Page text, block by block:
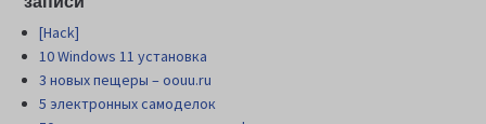
[Hack]
10 Windows 11 установка
3 новых пещеры – oouu.ru
5 электронных самоделок